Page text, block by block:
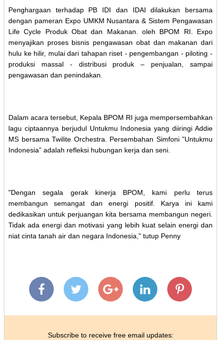
Penghargaan terhadap PB IDI dan IDAI dilakukan bersama
dengan pameran Expo UMKM Nusantara & Sistem Pengawasan
Life Cycle Produk Obat dan Makanan. oleh BPOM RI. Expo
menyajikan proses bisnis pengawasan obat dan makanan dari
hulu ke hilir, mulai dari tahapan riset - pengembangan - piloting -
produksi massal - distribusi produk – penjualan, sampai
pengawasan dan penindakan.
Dalam acara tersebut, Kepala BPOM RI juga mempersembahkan
lagu ciptaannya berjudul Untukmu Indonesia yang diiringi Addie
MS bersama Twilite Orchestra. Persembahan Simfoni ”Untukmu
Indonesia” adalah refleksi hubungan kerja dan seni.
"Dengan segala gerak kinerja BPOM, kami perlu terus
membangun semangat dan energi positif. Karya ini kami
dedikasikan untuk perjuangan kita bersama membangun negeri.
Tidak ada energi dan motivasi yang lebih kuat selain energi dan
niat cinta tanah air dan negara Indonesia," tutup Penny
Subscribe to receive free email updates: